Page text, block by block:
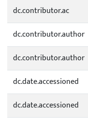
dc.contributor.ac
dc.contributor.author
dc.contributor.author
dc.date.accessioned
dc.date.accessioned